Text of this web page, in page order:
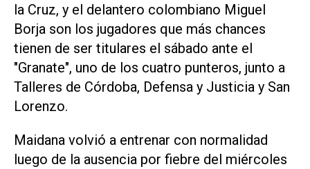
la Cruz, y el delantero colombiano Miguel
Borja son los jugadores que más chances
tienen de ser titulares el sábado ante el
"Granate", uno de los cuatro punteros, junto a
Talleres de Córdoba, Defensa y Justicia y San
Lorenzo.
Maidana volvió a entrenar con normalidad
luego de la ausencia por fiebre del miércoles